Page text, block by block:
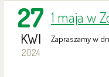
27
KWI
2024
1 maja w
Zapraszamy w